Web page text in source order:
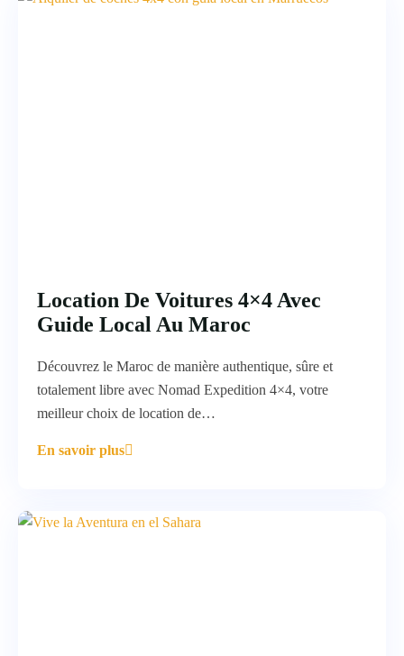
Location De Voitures 4×4 Avec
Guide Local Au Maroc
Découvrez le Maroc de manière authentique, sûre et
totalement libre avec Nomad Expedition 4×4, votre
meilleur choix de location de…
En savoir plus